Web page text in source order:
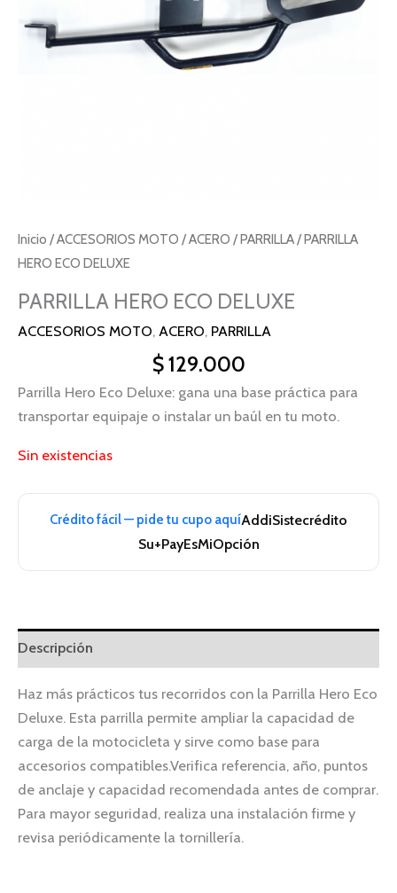
Inicio /ACCESORIOS MOTO /ACERO /PARRILLA/ PARRILLA
HERO ECO DELUXE
PARRILLA HERO ECO DELUXE
ACCESORIOS MOTO, ACERO, PARRILLA
$129.000
Parrilla Hero Eco Deluxe: gana una base práctica para
transportar equipaje o instalar un baúl en tu moto.
Sin existencias
Crédito fácil — pide tu cupo aquíAddiSistecrédito
Su+PayEsMiOpción
Descripción
Haz más prácticos tus recorridos con la Parrilla Hero Eco
Deluxe. Esta parrilla permite ampliar la capacidad de
carga de la motocicleta y sirve como base para
accesorios compatibles.Verifica referencia, año, puntos
de anclaje y capacidad recomendada antes de comprar.
Para mayor seguridad, realiza una instalación firme y
revisa periódicamente la tornillería.